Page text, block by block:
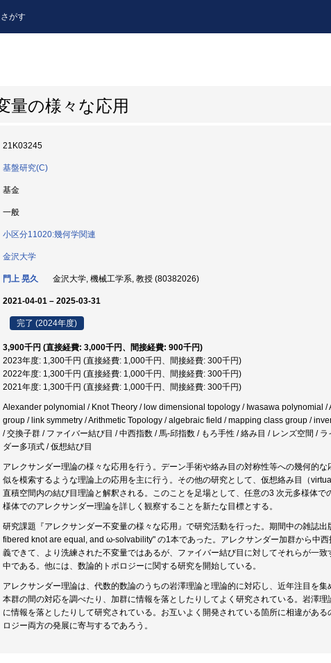
がす
量の様々な応用
21K03245
基盤研究(C)
基金
一般
小区分11020:幾何学関連
金沢大学
門上 晃久 金沢大学, 機械工学系, 教授 (80382026)
2021-04-01 – 2025-03-31
完了 (2024年度)
3,900千円 (直接経費: 3,000千円、間接経費: 900千円)
2023年度: 1,300千円 (直接経費: 1,000千円、間接経費: 300千円)
2022年度: 1,300千円 (直接経費: 1,000千円、間接経費: 300千円)
2021年度: 1,300千円 (直接経費: 1,000千円、間接経費: 300千円)
Alexander polynomial / Knot Theory / low dimensional topology / Iwasawa polynomial
group / link symmetry / Arithmetic Topology / algebraic field / mapping class group /
/ 交換子群 / ファイバー結び目 / 中西指数 / 馬-邱指数 / もろ手性 / 絡み目 / レンズ空間 /
ダー多項式 / 仮想結び目
アレクサンダー理論の様々な応用を行う。デーン手術や絡み目の対称性等への幾何的
似を模索するような理論上の応用を主に行う。その他の研究として、仮想絡み目（
直積空間内の結び目理論と解釈される。このことを足場として、任意の3 次元多様体
様体でのアレクサンダー理論を詳しく観察することを新たな目標とする。
研究課題『アレクサンダー不変量の様々な応用』で研究活動を行った。期間中の雑誌
fibered knot are equal, and ω-solvability" の1本であった。アレクサンダー加群から中
義できて、より洗練された不変量ではあるが、ファイバー結び目に対してそれらが一
中である。他には、数論的トポロジーに関する研究を開始している。
アレクサンダー理論は、代数的数論のうちの岩澤理論と理論的に対応し、近年注目を
本群の間の対応を調べたり、加群に情報を落としたりしてよく研究されている。岩澤
に情報を落としたりして研究されている。お互いよく開発されている箇所に相違があ
ロジー両方の発展に寄与するであろう。